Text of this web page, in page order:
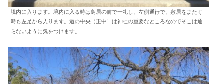
境内に入ります。境内に入る時は鳥居の前で一礼し、左側通行で、敷居をまたぐ
時も左足から入ります。道の中央（正中）は神社の重要なところなのでそこは通
らないように気をつけます。